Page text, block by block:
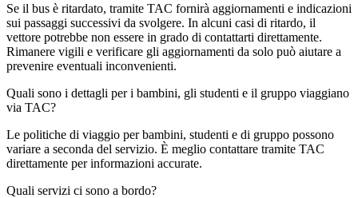
Se il bus è ritardato, tramite TAC fornirà aggiornamenti e indicazioni
sui passaggi successivi da svolgere. In alcuni casi di ritardo, il
vettore potrebbe non essere in grado di contattarti direttamente.
Rimanere vigili e verificare gli aggiornamenti da solo può aiutare a
prevenire eventuali inconvenienti.
Quali sono i dettagli per i bambini, gli studenti e il gruppo viaggiano
via TAC?
Le politiche di viaggio per bambini, studenti e di gruppo possono
variare a seconda del servizio. È meglio contattare tramite TAC
direttamente per informazioni accurate.
Quali servizi ci sono a bordo?